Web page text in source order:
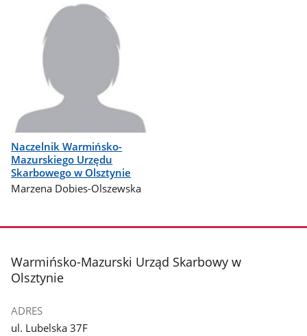
Naczelnik Warmińsko-
Mazurskiego Urzędu
Skarbowego w Olsztynie
Marzena Dobies-Olszewska
stopka
Warmińsko-Mazurski Urząd Skarbowy w
Olsztynie
ADRES
ul. Lubelska 37F